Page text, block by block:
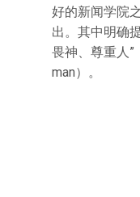
好的新闻学院
出。其中明确
畏神、尊重人”
man）。